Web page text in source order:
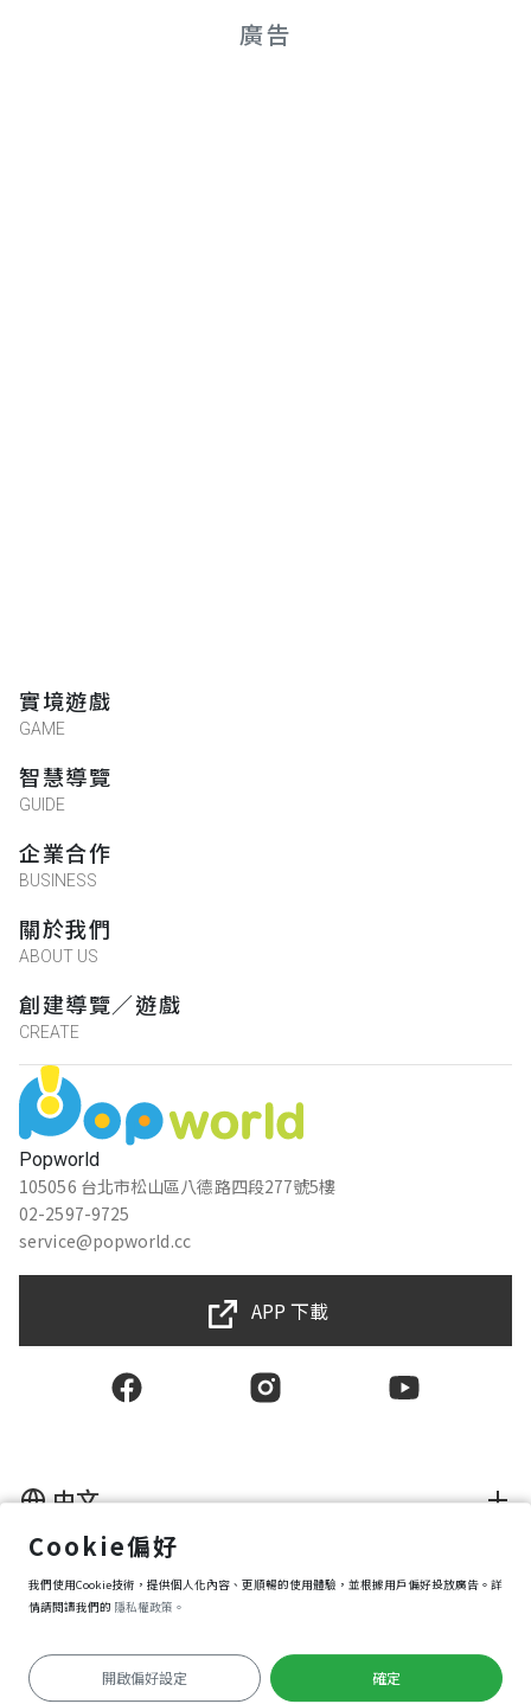
前往APP遊玩
廣告
Popworld
105056 台北市松山區八德路四段277號5樓
02-2597-9725
service@popworld.cc
實境遊戲
GAME
智慧導覽
GUIDE
企業合作
BUSINESS
關於我們
ABOUT US
創建導覽／遊戲
CREATE
APP 下載
隱私權保護政策
資訊安全政策
Copyright © 2025 Popworld Inc. All Rights Reserved.
中文
Cookie偏好
我們使用Cookie技術，提供個人化內容、更順暢的使用體驗，並根據用戶偏好投放廣告。詳
情請閱讀我們的 隱私權政策。
開啟偏好設定 確定